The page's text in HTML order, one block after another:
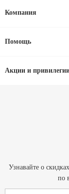
Компания
Помощь
Акции и
Узнавайте о
по